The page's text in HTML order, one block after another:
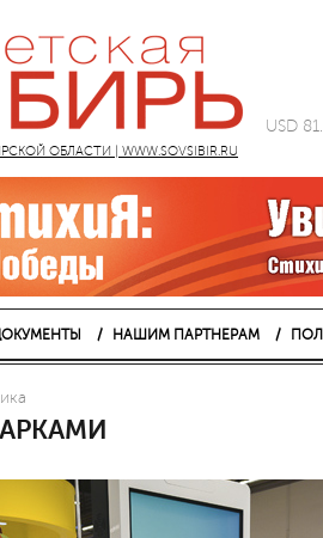
ОБЛАСТИ | WWW.SOVSIBIR.RU
USD
НАШИМ ПАРТНЕРАМ